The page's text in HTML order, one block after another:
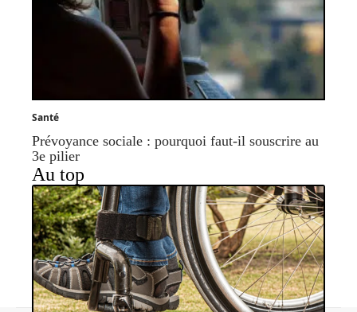
Santé
Prévoyance sociale : pourquoi faut-il souscrire au
3e pilier
Au top